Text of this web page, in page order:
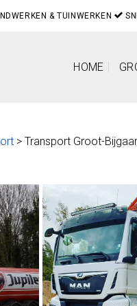
& TUINWERKEN
HOME
> Transport Groot-